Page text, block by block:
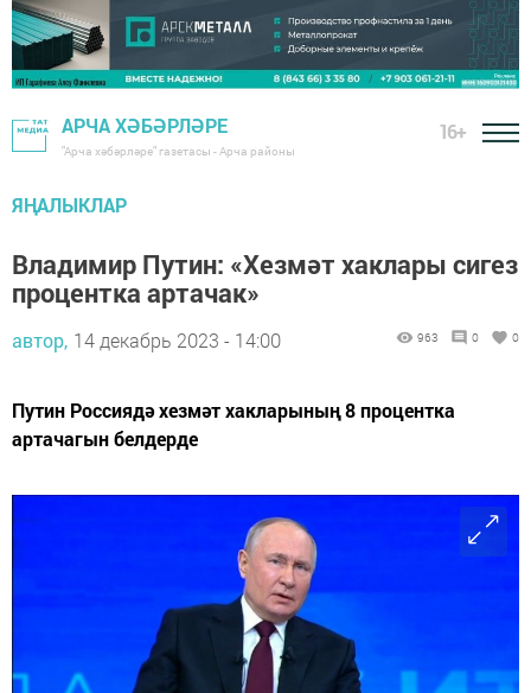
АРЧА ХӘБӘРЛӘРЕ
"Арча хәбәрләре" газетасы - Арча районы
16+
ЯҢАЛЫКЛАР
Владимир Путин: «Хезмәт хаклары сигез
процентка артачак»
автор, 14 декабрь 2023 - 14:00 963 0 0
Путин Россиядә хезмәт хакларының 8 процентка
артачагын белдерде